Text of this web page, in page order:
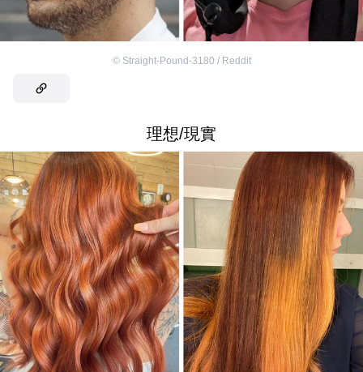
© Straight-Pound-3180 / Reddit
理想/現實